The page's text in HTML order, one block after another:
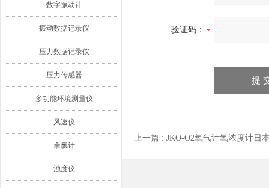
数字振动计
振动数据记录仪
压力数据记录仪
压力传感器
多功能环境测量仪
风速仪
余氯计
浊度仪
验证码：
上一篇 : JKO-O2氧气计氧浓度计日